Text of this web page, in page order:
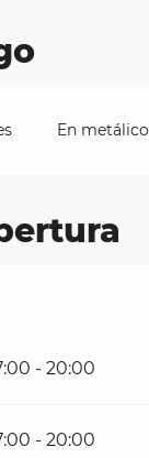
En metálico
- 20:00
- 20:00